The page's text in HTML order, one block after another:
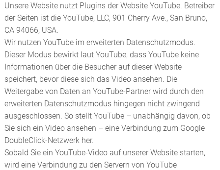
Unsere Website nutzt Plugins der Website YouTube. Betreiber
der Seiten ist die YouTube, LLC, 901 Cherry Ave., San Bruno,
CA 94066, USA.
Wir nutzen YouTube im erweiterten Datenschutzmodus.
Dieser Modus bewirkt laut YouTube, dass YouTube keine
Informationen über die Besucher auf dieser Website
speichert, bevor diese sich das Video ansehen. Die
Weitergabe von Daten an YouTube-Partner wird durch den
erweiterten Datenschutzmodus hingegen nicht zwingend
ausgeschlossen. So stellt YouTube – unabhängig davon, ob
Sie sich ein Video ansehen – eine Verbindung zum Google
DoubleClick-Netzwerk her.
Sobald Sie ein YouTube-Video auf unserer Website starten,
wird eine Verbindung zu den Servern von YouTube